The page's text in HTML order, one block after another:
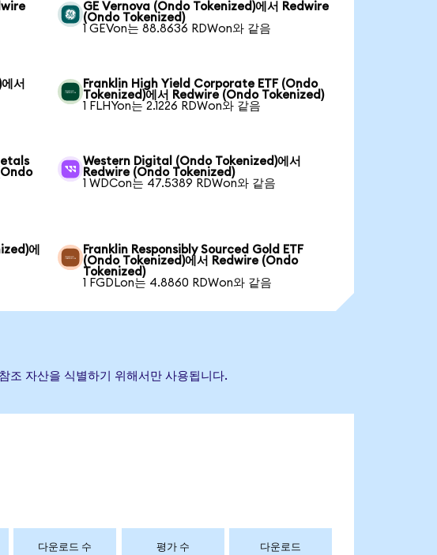
GE Vernova (Ondo Tokenized)에서 Redwire
(Ondo Tokenized)
1 GEVon는 88.8636 RDWon와 같음
서
Franklin High Yield Corporate ETF (Ondo
Tokenized)에서 Redwire (Ondo Tokenized)
1 FLHYon는 2.1226 RDWon와 같음
Western Digital (Ondo Tokenized)에서
Redwire (Ondo Tokenized)
1 WDCon는 47.5389 RDWon와 같음
에
Franklin Responsibly Sourced Gold ETF
(Ondo Tokenized)에서 Redwire (Ondo
Tokenized)
1 FGDLon는 4.8860 RDWon와 같음
조 자산을 식별하기 위해서만 사용됩니다.
다운로드 수 평가 수 다운로드